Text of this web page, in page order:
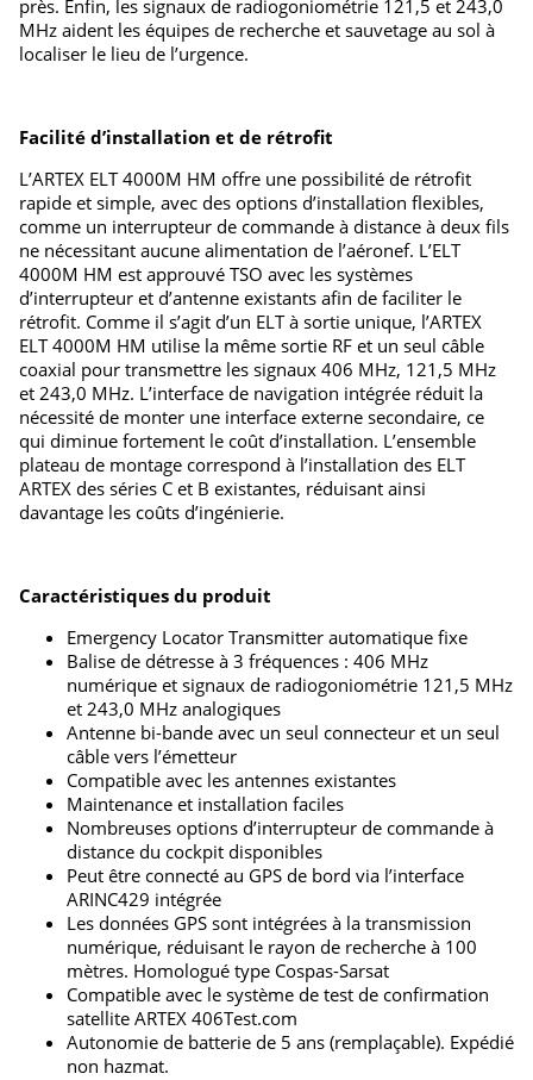
près. Enfin, les signaux de radiogoniométrie 121,5 et 243,0
MHz aident les équipes de recherche et sauvetage au sol à
localiser le lieu de l’urgence.
Facilité d’installation et de rétrofit
L’ARTEX ELT 4000M HM offre une possibilité de rétrofit
rapide et simple, avec des options d’installation flexibles,
comme un interrupteur de commande à distance à deux fils
ne nécessitant aucune alimentation de l’aéronef. L’ELT
4000M HM est approuvé TSO avec les systèmes
d’interrupteur et d’antenne existants afin de faciliter le
rétrofit. Comme il s’agit d’un ELT à sortie unique, l’ARTEX
ELT 4000M HM utilise la même sortie RF et un seul câble
coaxial pour transmettre les signaux 406 MHz, 121,5 MHz
et 243,0 MHz. L’interface de navigation intégrée réduit la
nécessité de monter une interface externe secondaire, ce
qui diminue fortement le coût d’installation. L’ensemble
plateau de montage correspond à l’installation des ELT
ARTEX des séries C et B existantes, réduisant ainsi
davantage les coûts d’ingénierie.
Caractéristiques du produit
Emergency Locator Transmitter automatique fixe
Balise de détresse à 3 fréquences : 406 MHz
numérique et signaux de radiogoniométrie 121,5 MHz
et 243,0 MHz analogiques
Antenne bi-bande avec un seul connecteur et un seul
câble vers l’émetteur
Compatible avec les antennes existantes
Maintenance et installation faciles
Nombreuses options d’interrupteur de commande à
distance du cockpit disponibles
Peut être connecté au GPS de bord via l’interface
ARINC429 intégrée
Les données GPS sont intégrées à la transmission
numérique, réduisant le rayon de recherche à 100
mètres. Homologué type Cospas-Sarsat
Compatible avec le système de test de confirmation
satellite ARTEX 406Test.com
Autonomie de batterie de 5 ans (remplaçable). Expédié
non hazmat.